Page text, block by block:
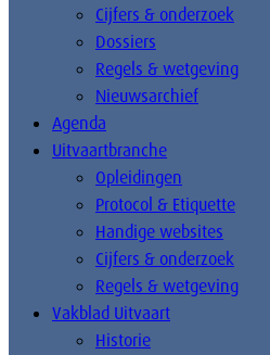
Cijfers & onderzoek
Dossiers
Regels & wetgeving
Nieuwsarchief
Agenda
Uitvaartbranche
Opleidingen
Protocol & Etiquette
Handige websites
Cijfers & onderzoek
Regels & wetgeving
Vakblad Uitvaart
Historie